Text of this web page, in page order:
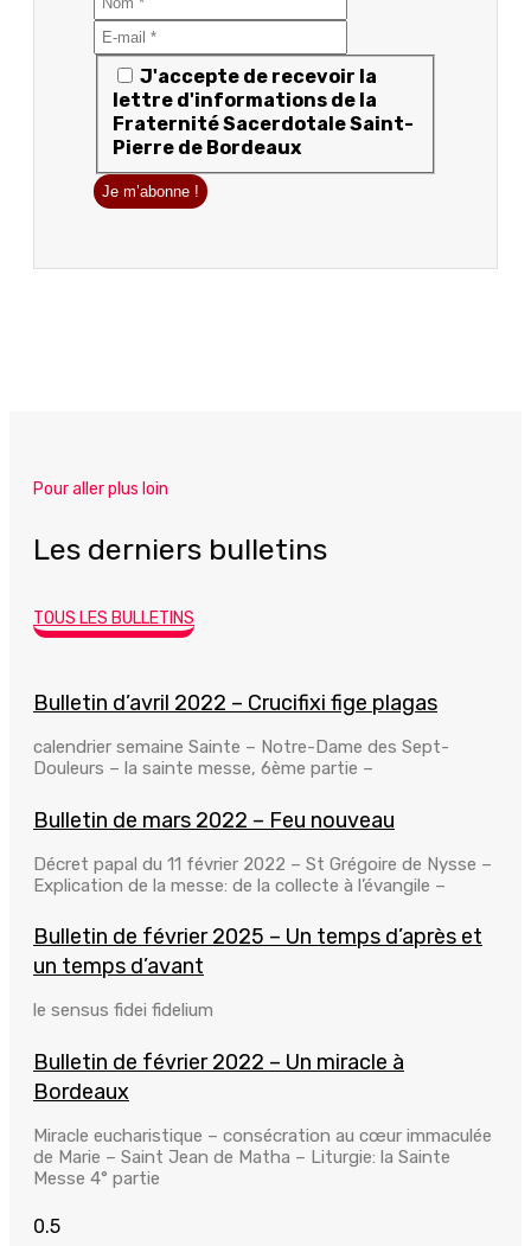
J'accepte de recevoir la
lettre d'informations de la
Fraternité Sacerdotale Saint-
Pierre de Bordeaux
Pour aller plus loin
Les derniers bulletins
TOUS LES BULLETINS
Bulletin d’avril 2022 – Crucifixi fige plagas
calendrier semaine Sainte – Notre-Dame des Sept-
Douleurs – la sainte messe, 6ème partie –
Bulletin de mars 2022 – Feu nouveau
Décret papal du 11 février 2022 – St Grégoire de Nysse –
Explication de la messe: de la collecte à l’évangile –
Bulletin de février 2025 – Un temps d’après et
un temps d’avant
le sensus fidei fidelium
Bulletin de février 2022 – Un miracle à
Bordeaux
Miracle eucharistique – consécration au cœur immaculée
de Marie – Saint Jean de Matha – Liturgie: la Sainte
Messe 4° partie